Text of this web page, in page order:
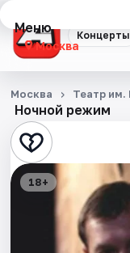
Концерты
Меню
Москва
Концерты
Театр
Стендап
Выставки
Ночной режим
Москва Театр им.
18+